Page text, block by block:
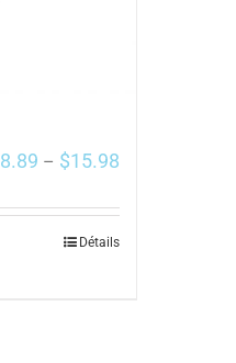
8.89 – $15.98
Détails